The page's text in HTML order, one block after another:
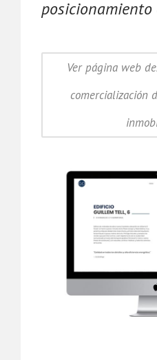
posicionamiento
Ver página web
comercialización